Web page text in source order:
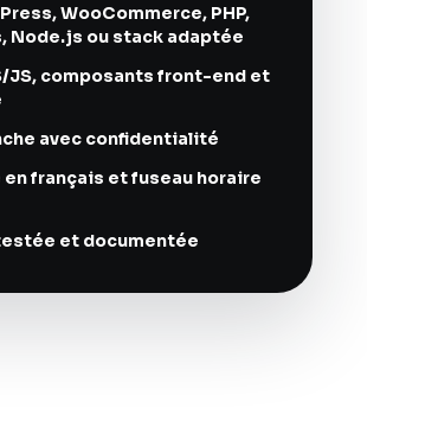
WooCommerce, PHP,
Node.js ou stack adaptée
JS, composants front-end et
avec confidentialité
français et fuseau horaire
et documentée